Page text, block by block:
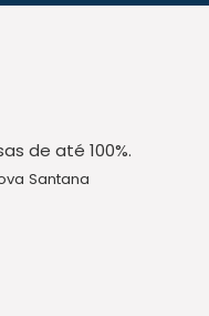
de até 100%.
Santana